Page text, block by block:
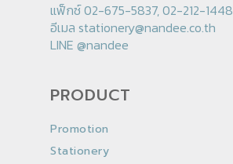
แฟ็กซ์ 02-675-5837, 02-212-1448
อีเมล stationery@nandee.co.th
LINE @nandee
PRODUCT
Promotion
Stationery